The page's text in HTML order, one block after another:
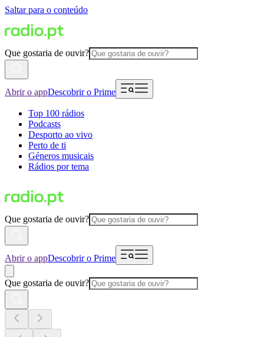
Saltar para o conteúdo
Que gostaria de ouvir?
Abrir o appDescobrir o Prime
Top 100 rádios
Podcasts
Desporto ao vivo
Perto de ti
Géneros musicais
Rádios por tema
Que gostaria de ouvir?
Abrir o appDescobrir o Prime
Que gostaria de ouvir?